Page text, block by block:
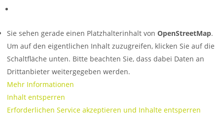
Sie sehen gerade einen Platzhalterinhalt von OpenStreetMap.
Um auf den eigentlichen Inhalt zuzugreifen, klicken Sie auf die
Schaltfläche unten. Bitte beachten Sie, dass dabei Daten an
Drittanbieter weitergegeben werden.
Mehr Informationen
Inhalt entsperren
Erforderlichen Service akzeptieren und Inhalte entsperren